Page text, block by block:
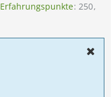
Erfahrungspunkte 250